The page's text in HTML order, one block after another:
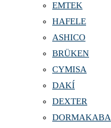
EMTEK
HAFELE
ASHICO
BRÜKEN
CYMISA
DAKÍ
DEXTER
DORMAKABA